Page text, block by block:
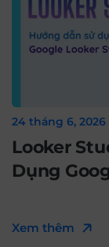
24 tháng 6, 2026
Looker
Dụng
Xem thêm